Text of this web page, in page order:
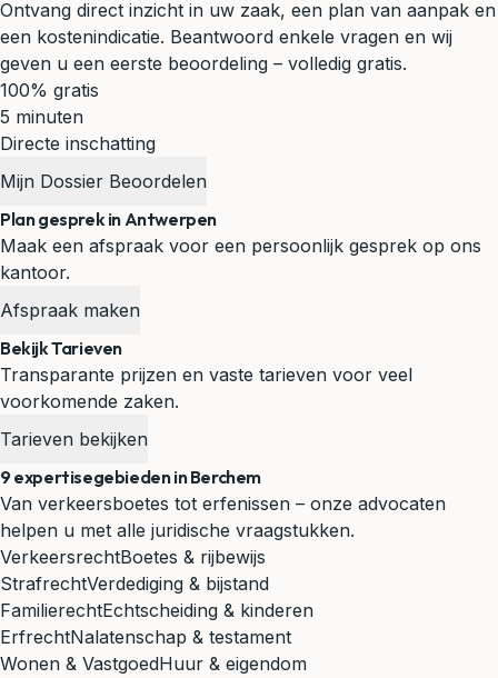
Ontvang direct inzicht in uw zaak, een plan van aanpak en
een kostenindicatie. Beantwoord enkele vragen en wij
geven u een eerste beoordeling – volledig gratis.
100% gratis
5 minuten
Directe inschatting
Mijn Dossier Beoordelen
Plan gesprek in Antwerpen
Maak een afspraak voor een persoonlijk gesprek op ons
kantoor.
Afspraak maken
Bekijk Tarieven
Transparante prijzen en vaste tarieven voor veel
voorkomende zaken.
Tarieven bekijken
9 expertisegebieden in Berchem
Van verkeersboetes tot erfenissen – onze advocaten
helpen u met alle juridische vraagstukken.
VerkeersrechtBoetes & rijbewijs
StrafrechtVerdediging & bijstand
FamilierechtEchtscheiding & kinderen
ErfrechtNalatenschap & testament
Wonen & VastgoedHuur & eigendom